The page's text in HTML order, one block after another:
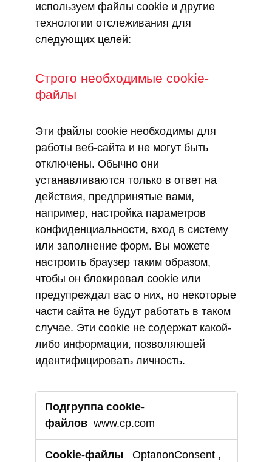
используем файлы cookie и другие
технологии отслеживания для
следующих целей:
Строго необходимые cookie-
файлы
Эти файлы cookie необходимы для
работы веб-сайта и не могут быть
отключены. Обычно они
устанавливаются только в ответ на
действия, предпринятые вами,
например, настройка параметров
конфиденциальности, вход в систему
или заполнение форм. Вы можете
настроить браузер таким образом,
чтобы он блокировал cookie или
предупреждал вас о них, но некоторые
части сайта не будут работать в таком
случае. Эти cookie не содержат какой-
либо информации, позволяюшей
идентифицировать личность.
необходимые
cookie-
www.cp.com
OptanonConsent ,